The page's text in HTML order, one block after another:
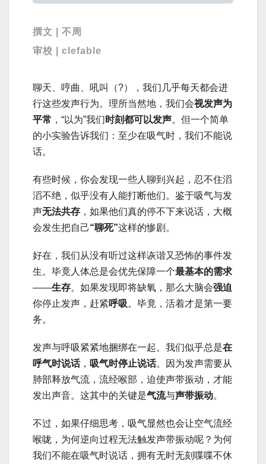
撰文 | 不周
审校 | clefable
聊天、哼曲、吼叫（?），我们几乎每天都会进
行这些发声行为。理所当然地，我们会视发声为
平常 ，“以为”我们 时刻都可以发声。但一个简单
的小实验告诉我们：至少在吸气时，我们不能说
话。
有些时候，你会发现一些人聊到兴起，忍不住滔
滔不绝，似乎没有人能打断他们。鉴于吸气与发
声无法共存 ，如果他们真的停不下来说话，大概
会发生把自己“聊死”这样的惨剧。
好在，我们从没有听过这样诙谐又恐怖的事件发
生。毕竟人体总是会优先保障一个最基本的需求
——生存。如果发现即将缺氧，那么大脑会强迫
你停止发声，赶紧呼吸。毕竟，活着才是第一要
务。
发声与呼吸紧紧地捆绑在一起。我们似乎总是在
呼气时说话， 吸气时停止说话。因为发声需要从
肺部释放气流，流经喉部，迫使声带振动，才能
发出声音。这其中的关键是气流与声带振动。
不过，如果仔细思考，吸气显然也会让空气流经
喉咙，为何逆向过程无法触发声带振动呢？为何
我们不能在吸气时说话，拥有无时无刻喋喋不休